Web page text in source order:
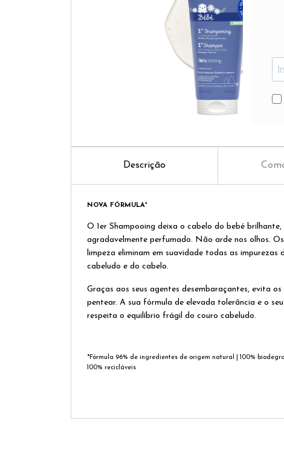
Descrição
NOVA FÓRMULA*
O 1er Shampooing deixa o cabelo do bebé brilhante,
agradavelmente perfumado. Não arde nos olhos.
limpeza eliminam em suavidade todas as impurezas
cabeludo e do cabelo.
Graças aos seus agentes desembaraçantes, evita
pentear. A sua fórmula de elevada tolerância e o
respeita o equilíbrio frágil do couro cabeludo.
*Fórmula 96% de ingredientes de origem natural | 100%
100% recicláveis